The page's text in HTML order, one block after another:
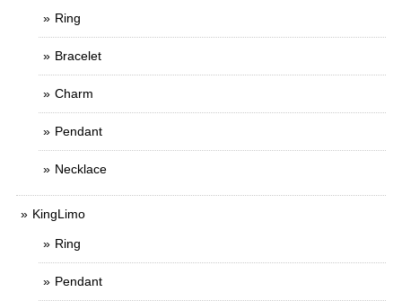
Ring
Bracelet
Charm
Pendant
Necklace
KingLimo
Ring
Pendant